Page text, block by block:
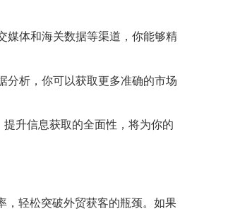
媒体和海关数据等渠道，你能够精
分析，你可以获取更多准确的市场
升信息获取的全面性，将为你的
，轻松突破外贸获客的瓶颈。如果